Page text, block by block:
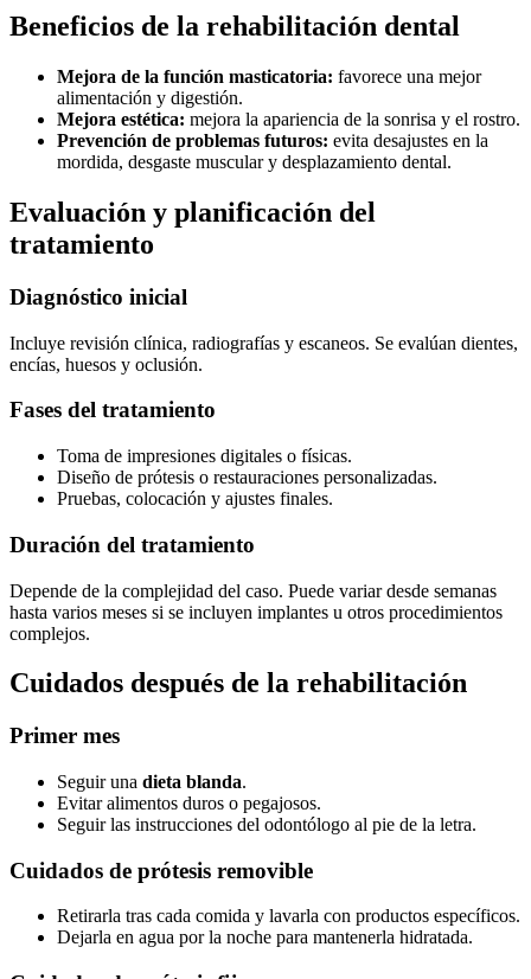
Beneficios de la rehabilitación dental
Mejora de la función masticatoria: favorece una mejor
alimentación y digestión.
Mejora estética: mejora la apariencia de la sonrisa y el rostro.
Prevención de problemas futuros: evita desajustes en la
mordida, desgaste muscular y desplazamiento dental.
Evaluación y planificación del
tratamiento
Diagnóstico inicial
Incluye revisión clínica, radiografías y escaneos. Se evalúan dientes,
encías, huesos y oclusión.
Fases del tratamiento
Toma de impresiones digitales o físicas.
Diseño de prótesis o restauraciones personalizadas.
Pruebas, colocación y ajustes finales.
Duración del tratamiento
Depende de la complejidad del caso. Puede variar desde semanas
hasta varios meses si se incluyen implantes u otros procedimientos
complejos.
Cuidados después de la rehabilitación
Primer mes
Seguir una dieta blanda.
Evitar alimentos duros o pegajosos.
Seguir las instrucciones del odontólogo al pie de la letra.
Cuidados de prótesis removible
Retirarla tras cada comida y lavarla con productos específicos.
Dejarla en agua por la noche para mantenerla hidratada.